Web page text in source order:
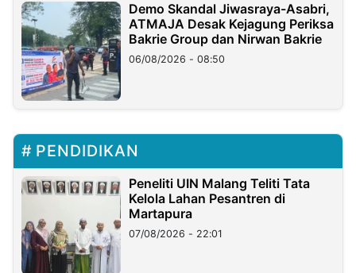
Demo Skandal Jiwasraya-Asabri,
ATMAJA Desak Kejagung Periksa
Bakrie Group dan Nirwan Bakrie
06/08/2026 - 08:50
PENDIDIKAN
Peneliti UIN Malang Teliti Tata
Kelola Lahan Pesantren di
Martapura
07/08/2026 - 22:01